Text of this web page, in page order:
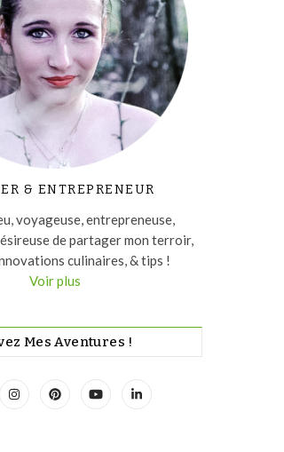
& ENTREPRENEUR
voyageuse, entrepreneuse,
de partager mon terroir,
culinaires, & tips !
Voir plus
Mes Aventures !